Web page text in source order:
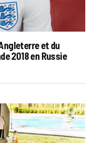
et du
2018 en Russie